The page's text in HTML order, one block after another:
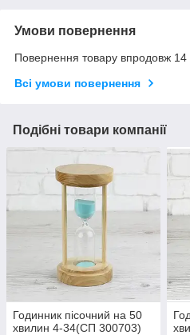
Умови повернення
Повернення товару впродовж 14
Всі умови повернення
Подібні товари компанії
Годинник пісочний на 50
хвилин 4-34(СП 300703)